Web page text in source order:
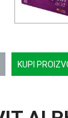
KUPI